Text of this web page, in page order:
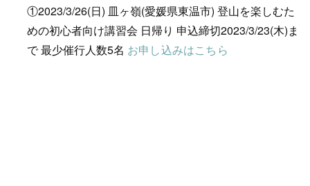
①2023/3/26(日) 皿ヶ嶺(愛媛県東温市) 登山を楽しむた
めの初心者向け講習会 日帰り 申込締切2023/3/23(木)ま
で 最少催行人数5名 お申し込みはこちら